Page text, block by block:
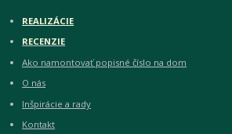
REALIZÁCIE
RECENZIE
Ako namontovať popisné číslo na dom
O nás
Inšpirácie a rady
Kontakt